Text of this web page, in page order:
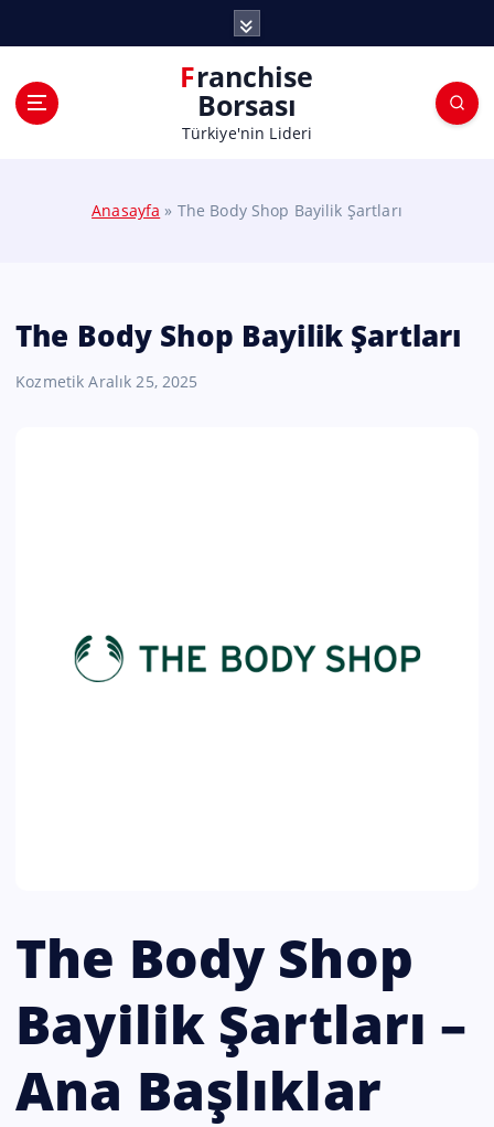
Franchise
Borsası
Türkiye'nin Lideri
Anasayfa » The Body Shop Bayilik Şartları
The Body Shop Bayilik Şartları
Kozmetik Aralık 25, 2025
The Body Shop
Bayilik Şartları –
Ana Başlıklar